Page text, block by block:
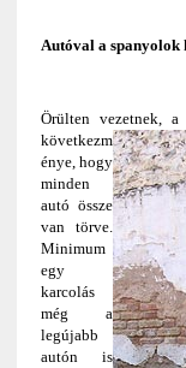
Autóval a spanyolok
Örülten vezetnek, a
következm
énye, hogy
minden
autó össze
van törve.
Minimum
egy
karcolás
még a
legújabb
autón is